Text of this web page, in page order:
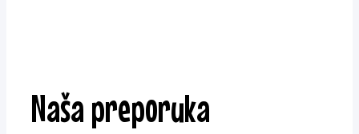
Naša preporuka